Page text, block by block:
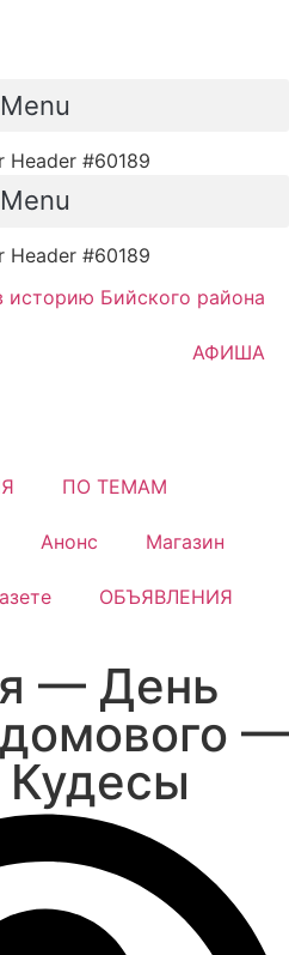
Menu
Menu
историю Бийского района
АФИША
ПО ТЕМАМ
Анонс Магазин
ОБЪЯВЛЕНИЯ
— День
—
Кудесы